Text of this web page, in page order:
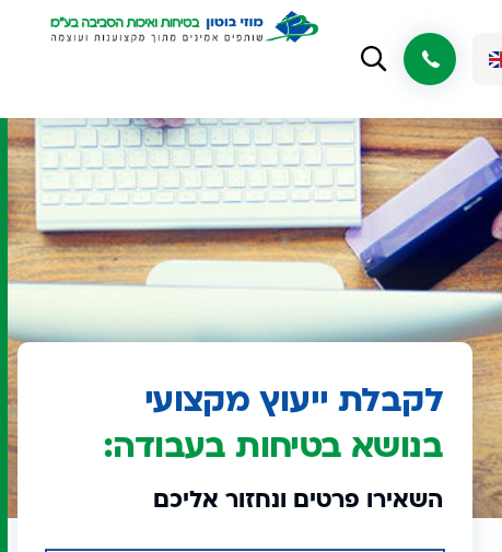
לקבלת ייעוץ מקצועי
בנושא בטיחות בעבודה:
השאירו פרטים ונחזור אליכם